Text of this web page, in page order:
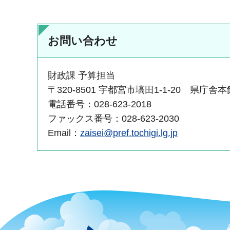
お問い合わせ
財政課 予算担当
〒320-8501 宇都宮市塙田1-1-20 県庁舎本
電話番号：028-623-2018
ファックス番号：028-623-2030
Email： zaisei@pref.tochigi.lg.jp